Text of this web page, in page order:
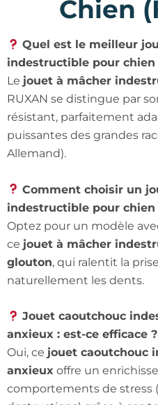
Chien
Quel est le meilleur
indestructible pour
Le jouet à mâcher
RUXAN se distingue par
résistant, parfaitement
puissantes des grandes
Allemand).
Comment choisir un
indestructible pour chien
Optez pour un modèle
ce jouet à mâcher
glouton, qui ralentit la
naturellement les dents.
Jouet caoutchouc
anxieux : est-ce efficace ?
Oui, ce jouet caoutchouc
anxieux offre un
comportements de stress